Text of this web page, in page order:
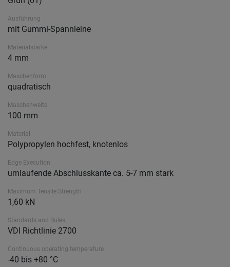
Ausführung
mit Gummi-Spannleine
Materialstärke
4 mm
Maschenform
quadratisch
Maschenweite
100 mm
Material
Polypropylen hochfest, knotenlos
Edge Execution
umlaufende Abschlusskante ca. 5-7 mm stark
Maximum Tensile Strength
1,60 kN
Standards and Rules
VDI Richtlinie 2700
Continuous operating temperature
-40 bis +80 °C